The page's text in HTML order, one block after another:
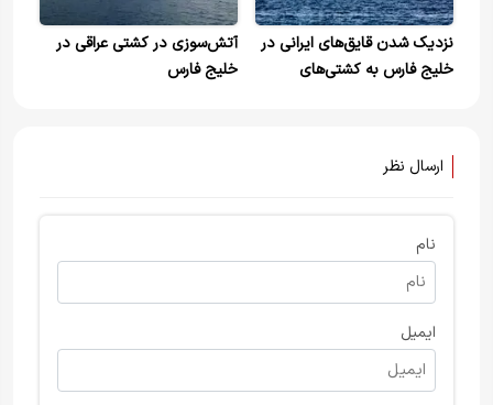
نزدیک شدن قایق‌های ایرانی در
خلیج فارس به کشتی‌های
آتش‌سوزی در کشتی عراقی در
خلیج فارس
ارسال نظر
نام
ایمیل